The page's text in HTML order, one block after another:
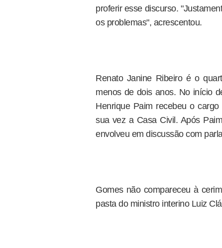
proferir esse discurso.
os problemas", acrescentou.
Renato Janine Ribeiro é o
menos de dois anos. No início
Henrique Paim recebeu o
sua vez a Casa Civil. Após
envolveu em discussão com
Gomes não compareceu à
pasta do ministro interino Luiz